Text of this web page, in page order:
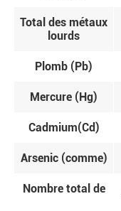
Total des métaux
lourds
Plomb (Pb)
Mercure (Hg)
Cadmium(Cd)
Arsenic (comme)
Nombre total de